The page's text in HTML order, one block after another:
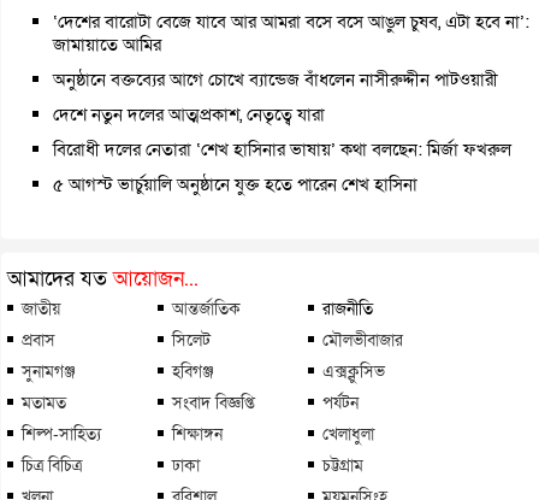
‘দেশের বারোটা বেজে যাবে আর আমরা বসে বসে আঙুল চুষব, এটা হবে না’:
জামায়াতে আমির
অনুষ্ঠানে বক্তব্যের আগে চোখে ব্যান্ডেজ বাঁধলেন নাসীরুদ্দীন পাটওয়ারী
দেশে নতুন দলের আত্মপ্রকাশ, নেতৃত্বে যারা
বিরোধী দলের নেতারা ‘শেখ হাসিনার ভাষায়’ কথা বলছেন: মির্জা ফখরুল
৫ আগস্ট ভার্চুয়ালি অনুষ্ঠানে যুক্ত হতে পারেন শেখ হাসিনা
আমাদের যতআয়োজন...
জাতীয় আন্তর্জাতিক
রাজনীতি
প্রবাস
সিলেট
মৌলভীবাজার
সুনামগঞ্জ
হবিগঞ্জ
এক্সক্লুসিভ
মতামত
সংবাদ বিজ্ঞপ্তি
পর্যটন
শিল্প-সাহিত্য
শিক্ষাঙ্গন
খেলাধুলা
চিত্র বিচিত্র
ঢাকা
চট্টগ্রাম
খুলনা
বরিশাল ময়মনসিংহ